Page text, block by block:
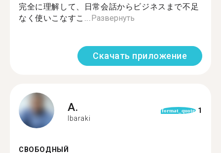
完全に理解して、日常会話からビジネスまで不足
なく使いこなすこ...Развернуть
Скачать приложение
A.
Ibaraki
format_quote 1
СВОБОДНЫЙ